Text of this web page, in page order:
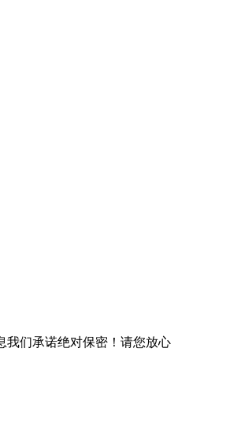
我们承诺绝对保密！请您放心